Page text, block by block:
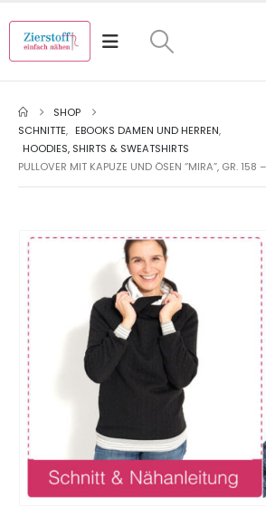
SHOP
SCHNITTE, EBOOKS DAMEN UND HERREN,
HOODIES, SHIRTS & SWEATSHIRTS
PULLOVER MIT KAPUZE UND ÖSEN “MIRA”, GR. 158